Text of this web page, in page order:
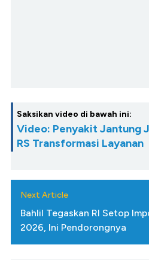
Saksikan video di bawah ini:
Video: Penyakit Jantung
RS Transformasi Layanan
Next Article
Bahlil Tegaskan RI Setop
2026, Ini Pendorongnya